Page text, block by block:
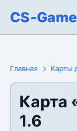
CS-
Главная Карты
Карта
1.6